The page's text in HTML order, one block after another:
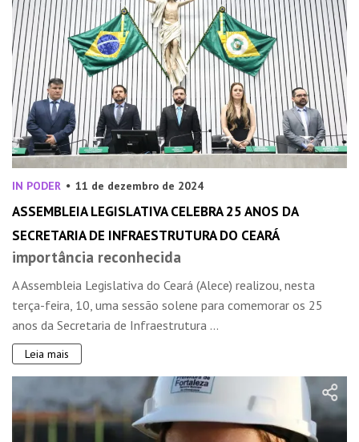
IN PODER 11 de dezembro de 2024
ASSEMBLEIA LEGISLATIVA CELEBRA 25 ANOS DA
SECRETARIA DE INFRAESTRUTURA DO CEARÁ
importância reconhecida
A Assembleia Legislativa do Ceará (Alece) realizou, nesta
terça-feira, 10, uma sessão solene para comemorar os 25
anos da Secretaria de Infraestrutura ...
Leia mais